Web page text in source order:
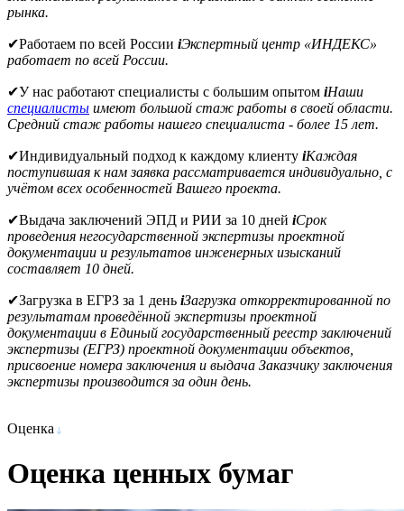
рынка.
✔Работаем по всей России iЭкспертный центр «ИНДЕКС»
работает по всей России.
✔У нас работают специалисты с большим опытом iНаши
специалисты имеют большой стаж работы в своей области.
Средний стаж работы нашего специалиста - более 15 лет.
✔Индивидуальный подход к каждому клиенту iКаждая
поступившая к нам заявка рассматривается индивидуально, с
учётом всех особенностей Вашего проекта.
✔Выдача заключений ЭПД и РИИ за 10 дней iСрок
проведения негосударственной экспертизы проектной
документации и результатов инженерных изысканий
составляет 10 дней.
✔Загрузка в ЕГРЗ за 1 день iЗагрузка откорректированной по
результатам проведённой экспертизы проектной
документации в Единый государственный реестр заключений
экспертизы (ЕГРЗ) проектной документации объектов,
присвоение номера заключения и выдача Заказчику заключения
экспертизы производится за один день.
Оценка
Оценка ценных бумаг